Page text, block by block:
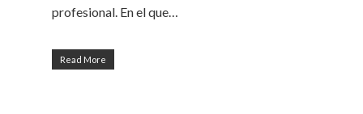
profesional. En el que…
Read More